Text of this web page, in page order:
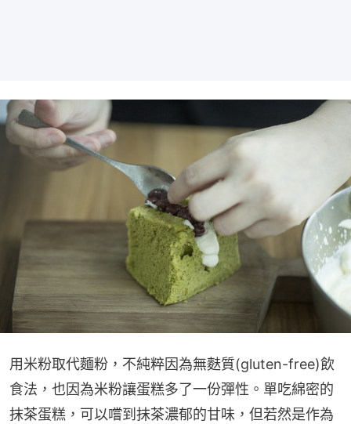
用米粉取代麵粉，不純粹因為無麩質(gluten-free)飲
食法，也因為米粉讓蛋糕多了一份彈性。單吃綿密的
抹茶蛋糕，可以嚐到抹茶濃郁的甘味，但若然是作為